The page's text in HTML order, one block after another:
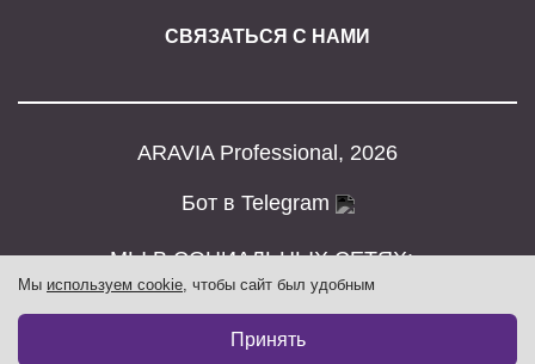
СВЯЗАТЬСЯ С НАМИ
ARAVIA Professional, 2026
Бот в Telegram
МЫ В СОЦИАЛЬНЫХ СЕТЯХ:
Мы используем cookie, чтобы сайт был удобным
Принять